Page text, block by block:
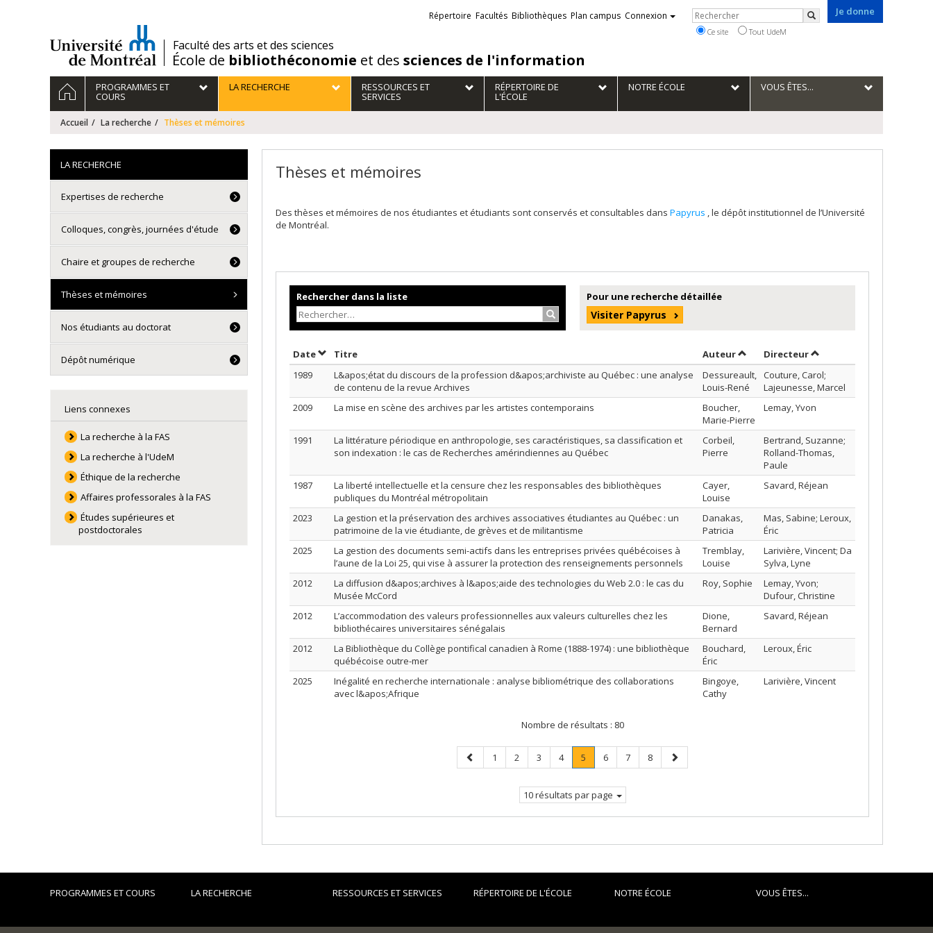
/Faculté des arts et des sciences
École de bibliothéconomie et des sciences de l'information
Je donne
Liens
externes
Répertoire Facultés Bibliothèques Plan campus Connexion Rechercher
Rechercher
Ce site Tout UdeM
Navigation
principale
ACCUEILPROGRAMMES ET
COURS
LA RECHERCHE RESSOURCES ET
SERVICES
RÉPERTOIRE DE
L'ÉCOLE
NOTRE ÉCOLE VOUS ÊTES...
Accueil La recherche Thèses et mémoires
Thèses et mémoires
Des thèses et mémoires de nos étudiantes et étudiants sont conservés et consultables dans Papyrus , le dépôt institutionnel de l’Université
de Montréal.
Rechercher dans la liste
Rechercher…
Pour une recherche détaillée
Visiter Papyrus
DateTrier par date en ordre décroissant
Titre AuteurTrier par auteur en ordre décroissant
Directeurpar contributeur en
1989
L&apos;état du discours de la profession d&apos;archiviste au Québec : une analyse
de contenu de la revue Archives
Dessureault,
Louis-René
Couture, Carol;
Lajeunesse, Marcel
2009
La mise en scène des archives par les artistes contemporains
Boucher,
Marie-Pierre
Lemay, Yvon
1991
La littérature périodique en anthropologie, ses caractéristiques, sa classification et
son indexation : le cas de Recherches amérindiennes au Québec
Corbeil,
Pierre
Bertrand, Suzanne;
Rolland-Thomas,
Paule
1987
La liberté intellectuelle et la censure chez les responsables des bibliothèques
publiques du Montréal métropolitain
Cayer,
Louise
Savard, Réjean
2023
La gestion et la préservation des archives associatives étudiantes au Québec : un
patrimoine de la vie étudiante, de grèves et de militantisme
Danakas,
Patricia
Mas, Sabine; Leroux,
Éric
2025
La gestion des documents semi-actifs dans les entreprises privées québécoises à
l’aune de la Loi 25, qui vise à assurer la protection des renseignements personnels
Tremblay,
Louise
Larivière, Vincent; Da
Sylva, Lyne
2012
La diffusion d&apos;archives à l&apos;aide des technologies du Web 2.0 : le cas du
Musée McCord
Roy, Sophie
Lemay, Yvon;
Dufour, Christine
2012
L’accommodation des valeurs professionnelles aux valeurs culturelles chez les
bibliothécaires universitaires sénégalais
Dione,
Bernard
Savard, Réjean
2012
La Bibliothèque du Collège pontifical canadien à Rome (1888-1974) : une bibliothèque
québécoise outre-mer
Bouchard,
Éric
Leroux, Éric
2025
Inégalité en recherche internationale : analyse bibliométrique des collaborations
avec l&apos;Afrique
Bingoye,
Cathy
Larivière, Vincent
Nombre de résultats : 80
Page
précédente
Page
1 Page
2 Page
3 Page
4 Page
5
Page
Page
6 Page
7 Page
8
Page
suivante
10 résultats par page
LA RECHERCHE
Expertises de recherche
Colloques, congrès, journées d'étude
Chaire et groupes de recherche
Thèses et mémoires
Nos étudiants au doctorat
Dépôt numérique
Liens connexes
La recherche à la FAS
La recherche à l'UdeM
Éthique de la recherche
Affaires professorales à la FAS
Études supérieures et
postdoctorales
PROGRAMMES ET COURS LA RECHERCHE RESSOURCES ET SERVICES RÉPERTOIRE DE L'ÉCOLE NOTRE ÉCOLE VOUS ÊTES...